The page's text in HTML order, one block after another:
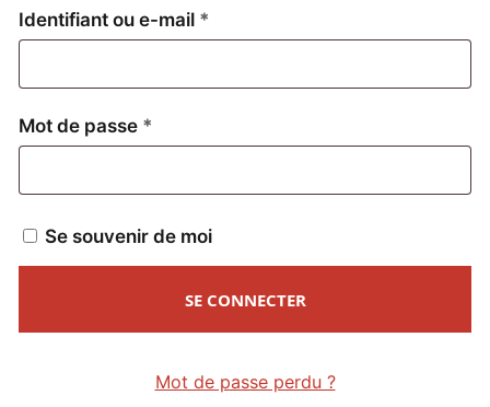
Identifiant ou e-mail *
Mot de passe *
Se souvenir de moi
SE CONNECTER
Mot de passe perdu ?